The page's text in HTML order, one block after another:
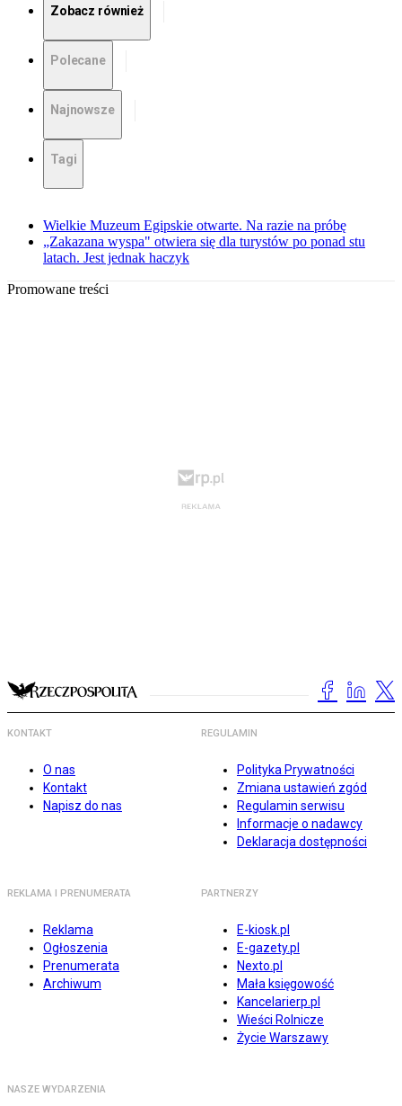
Zobacz również
Polecane
Najnowsze
Tagi
Wielkie Muzeum Egipskie otwarte. Na razie na próbę
„Zakazana wyspa" otwiera się dla turystów po ponad stu
latach. Jest jednak haczyk
Promowane treści
KONTAKT
O nas
Kontakt
Napisz do nas
REGULAMIN
Polityka Prywatności
Zmiana ustawień zgód
Regulamin serwisu
Informacje o nadawcy
Deklaracja dostępności
REKLAMA I PRENUMERATA
Reklama
Ogłoszenia
Prenumerata
Archiwum
PARTNERZY
E-kiosk.pl
E-gazety.pl
Nexto.pl
Mała księgowość
Kancelarierp.pl
Wieści Rolnicze
Życie Warszawy
NASZE WYDARZENIA